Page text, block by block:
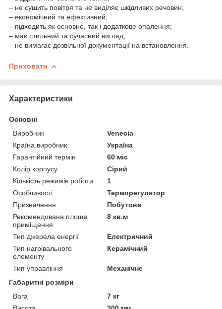
– не сушить повітря та не виділяє шкідливих речовин;
– економічний та ефективний;
– підходить як основне, так і додаткове опалення;
– має стильний та сучасний вигляд;
– не вимагає дозвільної документації на встановлення.
Приховати
Характеристики
Основні
Виробник
Venecia
Країна виробник
Україна
Гарантійний термін
60 міс
Колір корпусу
Сірий
Кількість режимів роботи
1
Особливості
Терморегулятор
Призначення
Побутове
Рекомендована площа
приміщення
8 кв.м
Тип джерела енергії
Електричний
Тип нагрівального
елементу
Керамічний
Тип управління
Механічне
Габаритні розміри
Вага
7 кг